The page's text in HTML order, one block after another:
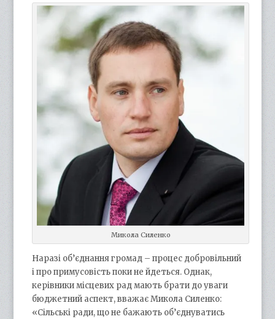
Микола Силенко
Наразі об’єднання громад – процес добровільний
і про примусовість поки не йдеться. Однак,
керівники місцевих рад мають брати до уваги
бюджетний аспект, вважає Микола Силенко:
«Сільські ради, що не бажають об’єднуватись